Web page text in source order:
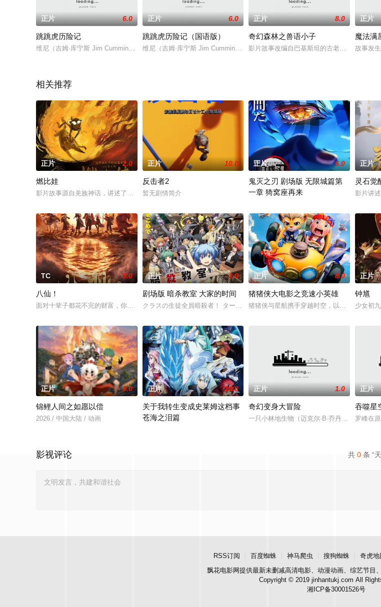
正片 6.0
跳跳虎历险记
维尼（吉姆·库宁斯 Jim Cummings 配音）、小猪（约翰·菲尔德 John Fiedler 配音）、猫头鹰（Andre Sto
正片 6.0
跳跳虎历险记（国语版）
维尼（吉姆·库宁斯 Jim Cummings 配音）、小猪（约翰·菲尔德 John Fiedler 配音
正片 8.0
奇幻森林之兽语小子
影片故事改编自巴基斯坦的古老神话，主人
正片
魔法满
故事发
相关推荐
正片 2.0
燃比娃
影片故事源自羌族神话，讲述了一只被人类抚养长大的猴子，追寻母亲阿勿巴吉（周迅 配音）的足迹，踏上神山探寻“温
正片 10.0
反击者2
暂无剧情简介
正片 6.0
鬼灭之刃 剧场版 无限城篇第
一章 猗窝座再来
正片
灵石觉
影片讲
TC 5.0
八仙！
面对十辈子都花不完的财富，你敢不敢赌上一切搏一回？吕洞宾、钟离权带队，集结何仙姑、铁拐李、韩湘子、曹国舅、
正片 2.0
剧场版 暗杀教室 大家的时间
クラスの生徒全員暗殺者！ ターゲットは担任の先生⁉ 暗殺学園青春エンターテ
正片 8.0
猪猪侠大电影之竞速小英雄
猪猪侠与星航携手穿越时空，以赛车为武器，
正片
钟馗
少女初
正片 9.0
锦鲤人间之如愿以偿
2026 / 中国大陆 / 动画
正片 10.0
关于我转生变成史莱姆这档事
苍海之泪篇
正片 1.0
奇幻变身大冒险
一只小林地生物（迈克尔·B·乔丹 配音）和
正片
吞噬星
罗峰在
共 0 条 “
影视评论
RSS订阅 百度蜘蛛 神马爬虫 搜狗蜘蛛 奇虎地
飘花电影网提供最新未删减高清电影、动漫动画、综艺节目
Copyright © 2019 jinhantukj.com All
湘ICP备30001526号